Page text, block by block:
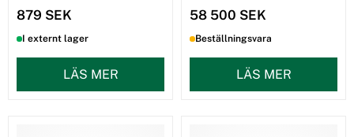
879 SEK
I externt lager
LÄS MER
58 500 SEK
Beställningsvara
LÄS MER